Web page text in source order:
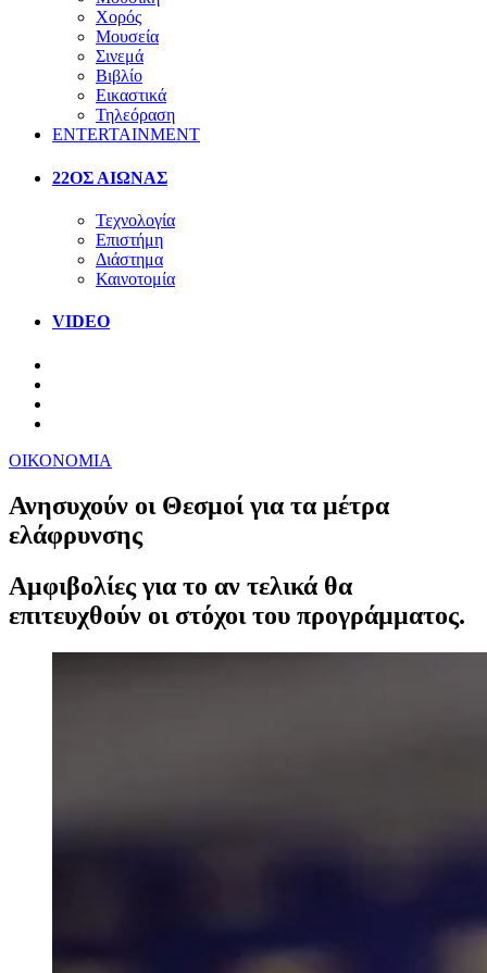
Χορός
Μουσεία
Σινεμά
Βιβλίο
Εικαστικά
Τηλεόραση
ENTERTAINMENT
22ΟΣ ΑΙΩΝΑΣ
Τεχνολογία
Επιστήμη
Διάστημα
Καινοτομία
VIDEO
ΟΙΚΟΝΟΜΙΑ
Ανησυχούν οι Θεσμοί για τα μέτρα
ελάφρυνσης
Αμφιβολίες για το αν τελικά θα
επιτευχθούν οι στόχοι του προγράμματος.